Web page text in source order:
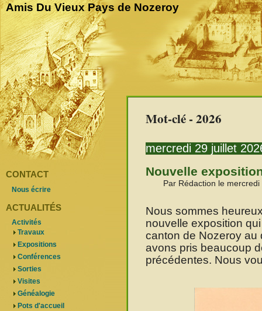
Amis Du Vieux Pays de Nozeroy
Mot-clé - 2026
mercredi 29 juillet
Nouvelle
Par Rédaction le
Nous sommes
nouvelle exposition
canton de Nozeroy au
avons pris beaucoup
précédentes. Nous
CONTACT
Nous écrire
ACTUALITÉS
Activités
Travaux
Expositions
Conférences
Sorties
Visites
Généalogie
Pots d'accueil